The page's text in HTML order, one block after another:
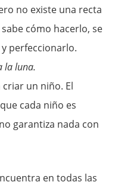
no existe una recta
cómo hacerlo, se
perfeccionarlo.
la luna.
criar un niño. El
cada niño es
garantiza nada con
en todas las